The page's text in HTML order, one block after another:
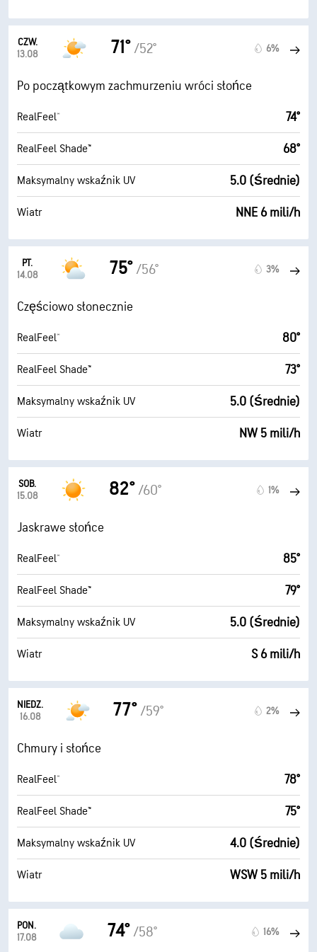
CZW.
13.08
71° /52° 6%
Po początkowym zachmurzeniu wróci słońce
RealFeel® 74°
RealFeel Shade™ 68°
Maksymalny wskaźnik UV 5.0 (Średnie)
Wiatr NNE 6 mili/h
PT.
14.08
75° /56° 3%
Częściowo słonecznie
RealFeel® 80°
RealFeel Shade™ 73°
Maksymalny wskaźnik UV 5.0 (Średnie)
Wiatr NW 5 mili/h
SOB.
15.08
82° /60° 1%
Jaskrawe słońce
RealFeel® 85°
RealFeel Shade™ 79°
Maksymalny wskaźnik UV 5.0 (Średnie)
Wiatr S 6 mili/h
NIEDZ.
16.08
77° /59° 2%
Chmury i słońce
RealFeel® 78°
RealFeel Shade™ 75°
Maksymalny wskaźnik UV 4.0 (Średnie)
Wiatr WSW 5 mili/h
PON.
17.08
74° /58° 16%